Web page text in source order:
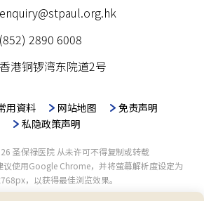
enquiry@stpaul.org.hk
(852) 2890 6008
香港铜锣湾东院道2号
用資料 网站地图
免责声明
私隐政策声明
圣保禄医院 从未许可不得复制或转载
议使用Google Chrome，并将萤幕解析度设定为
，以获得最佳浏览效果。